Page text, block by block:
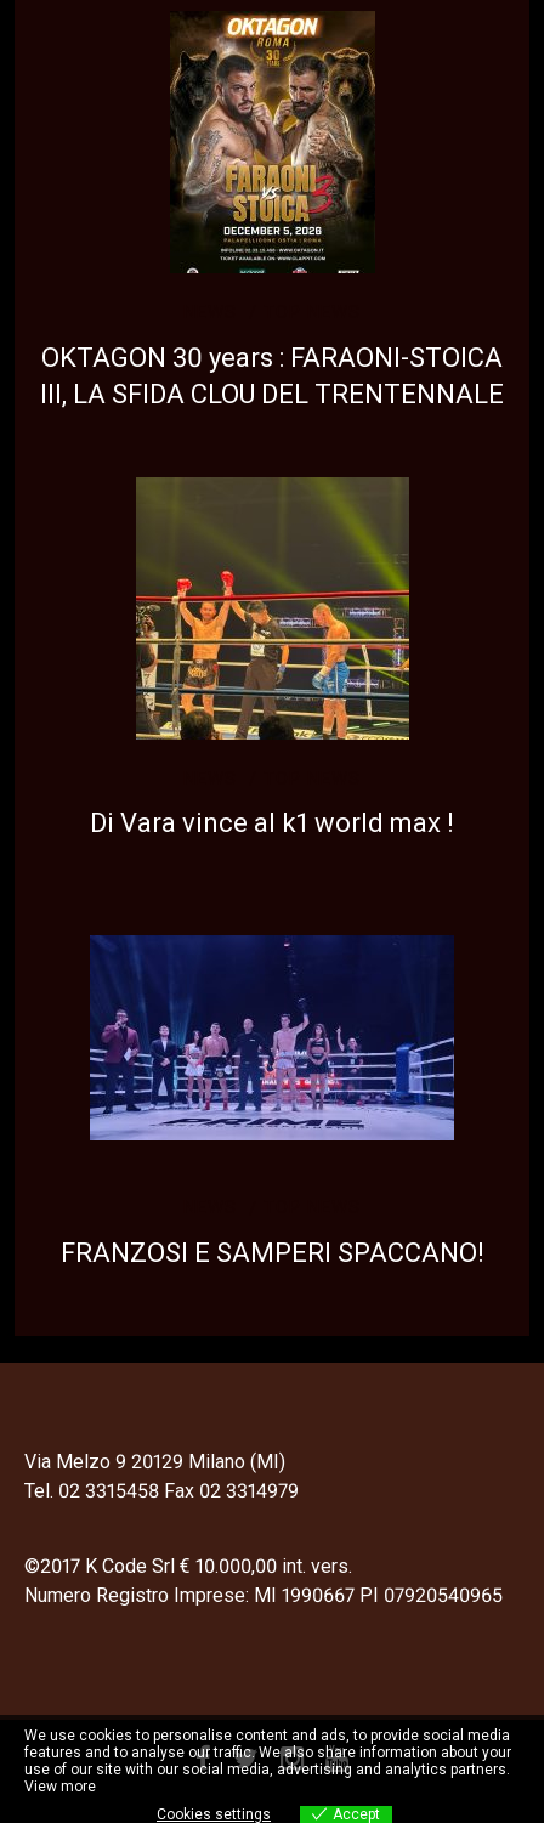
OKTAGON 30 years : FARAONI-STOICA
III, LA SFIDA CLOU DEL TRENTENNALE
Di Vara vince al k1 world max !
FRANZOSI E SAMPERI SPACCANO!
Via Melzo 9 20129 Milano (MI)
Tel. 02 3315458 Fax 02 3314979
©2017 K Code Srl € 10.000,00 int. vers.
Numero Registro Imprese: MI 1990667 PI 07920540965
We use cookies to personalise content and ads, to provide social media
features and to analyse our traffic. We also share information about your
use of our site with our social media, advertising and analytics partners.
View more
Cookies settings
Accept